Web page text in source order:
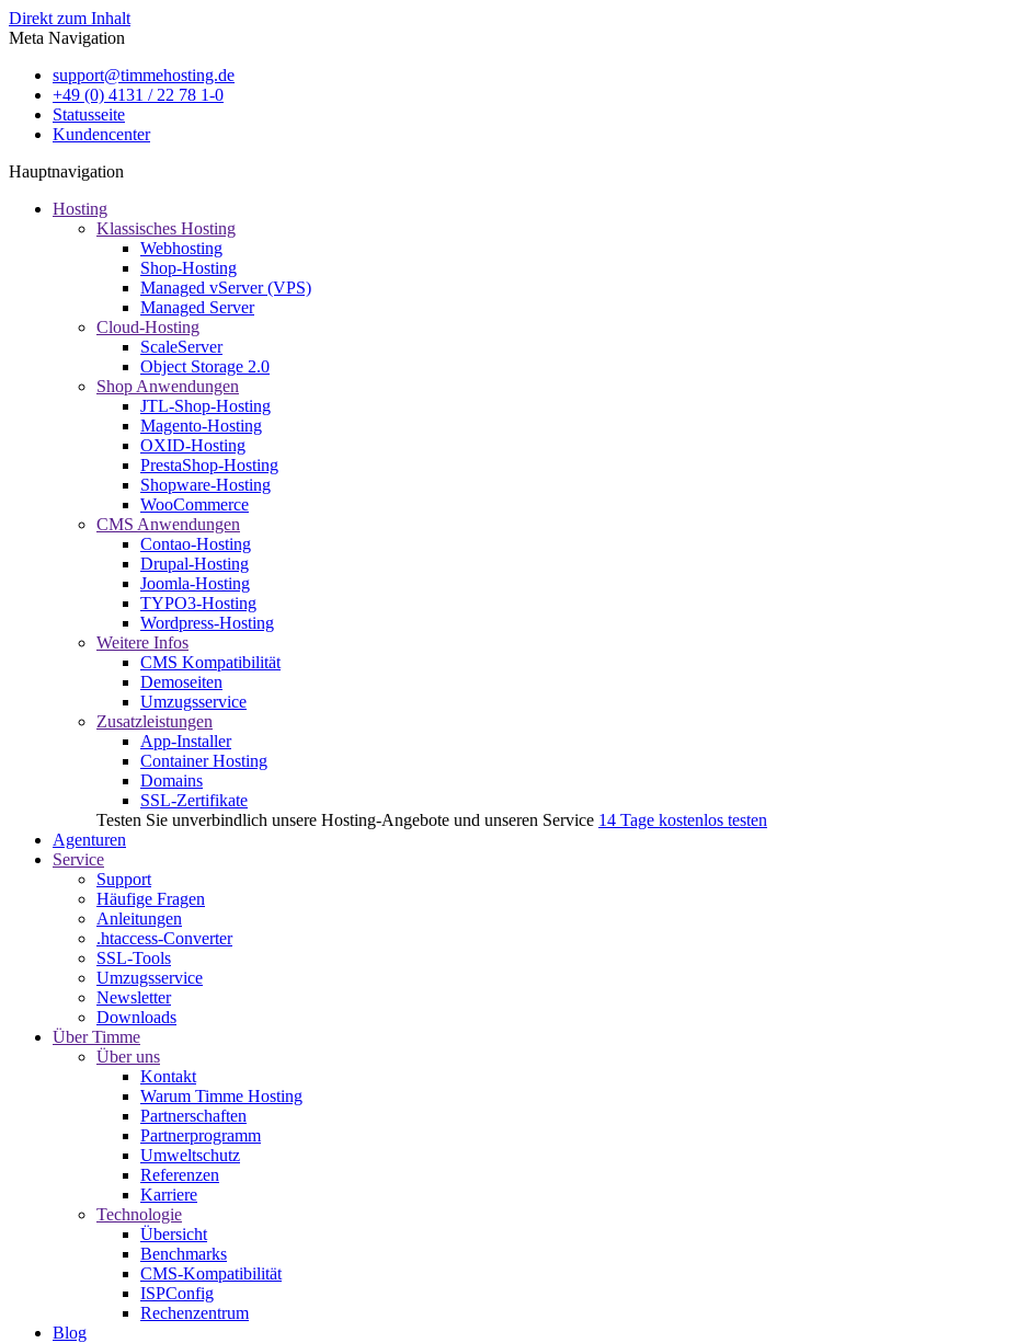
Direkt zum Inhalt
Meta Navigation
support@timmehosting.de
+49 (0) 4131 / 22 78 1-0
Statusseite
Kundencenter
Hauptnavigation
Hosting
Klassisches Hosting
Webhosting
Shop-Hosting
Managed vServer (VPS)
Managed Server
Cloud-Hosting
ScaleServer
Object Storage 2.0
Shop Anwendungen
JTL-Shop-Hosting
Magento-Hosting
OXID-Hosting
PrestaShop-Hosting
Shopware-Hosting
WooCommerce
CMS Anwendungen
Contao-Hosting
Drupal-Hosting
Joomla-Hosting
TYPO3-Hosting
Wordpress-Hosting
Weitere Infos
CMS Kompatibilität
Demoseiten
Umzugsservice
Zusatzleistungen
App-Installer
Container Hosting
Domains
SSL-Zertifikate
Testen Sie unverbindlich unsere Hosting-Angebote und unseren Service 14 Tage kostenlos testen
Agenturen
Service
Support
Häufige Fragen
Anleitungen
.htaccess-Converter
SSL-Tools
Umzugsservice
Newsletter
Downloads
Über Timme
Über uns
Kontakt
Warum Timme Hosting
Partnerschaften
Partnerprogramm
Umweltschutz
Referenzen
Karriere
Technologie
Übersicht
Benchmarks
CMS-Kompatibilität
ISPConfig
Rechenzentrum
Blog